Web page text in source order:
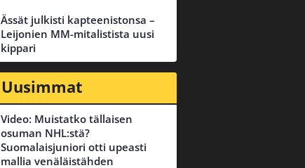
Ässät julkisti kapteenistonsa –
Leijonien MM-mitalistista uusi
kippari
Uusimmat
Video: Muistatko tällaisen
osuman NHL:stä?
Suomalaisjuniori otti upeasti
mallia venäläistähden